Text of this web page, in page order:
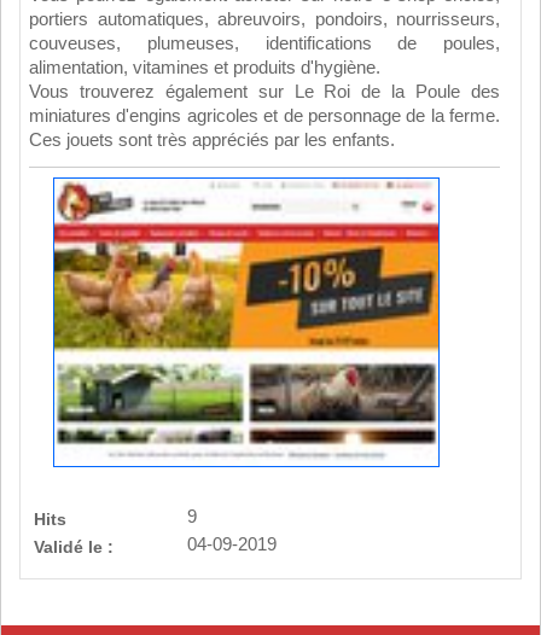
portiers automatiques, abreuvoirs, pondoirs, nourrisseurs,
couveuses, plumeuses, identifications de poules,
alimentation, vitamines et produits d'hygiène.
Vous trouverez également sur Le Roi de la Poule des
miniatures d'engins agricoles et de personnage de la ferme.
Ces jouets sont très appréciés par les enfants.
Hits
9
Validé le :
04-09-2019